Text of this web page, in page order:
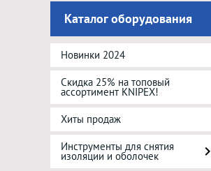
Каталог оборудования
Новинки 2024
Скидка 25% на топовый
ассортимент KNIPEX!
Хиты продаж
Инструменты для снятия
изоляции и оболочек